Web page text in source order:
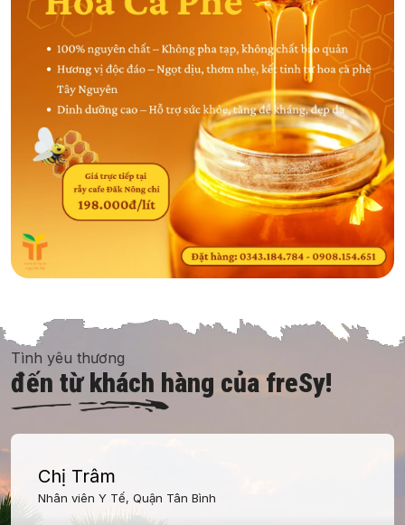
Tình yêu thương
đến từ khách hàng của freSy!
Chị Trâm
Nhân viên Y Tế, Quận Tân Bình